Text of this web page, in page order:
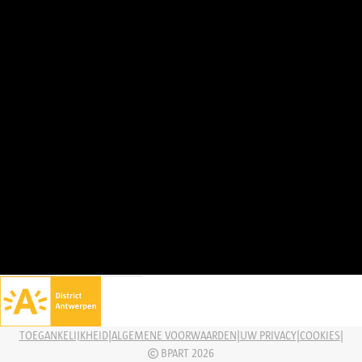
TOEGANKELIJKHEID| ALGEMENE VOORWAARDEN UW PRIVACY| COOKIES|
BPART 2026